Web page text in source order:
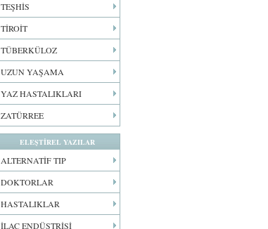
TEŞHİS
TİROİT
TÜBERKÜLOZ
UZUN YAŞAMA
YAZ HASTALIKLARI
ZATÜRREE
ELEŞTİREL YAZILAR
ALTERNATİF TIP
DOKTORLAR
HASTALIKLAR
İLAÇ ENDÜSTRİSİ